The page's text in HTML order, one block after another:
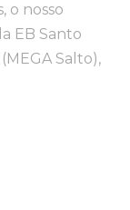
o nosso
EB Santo
Salto),